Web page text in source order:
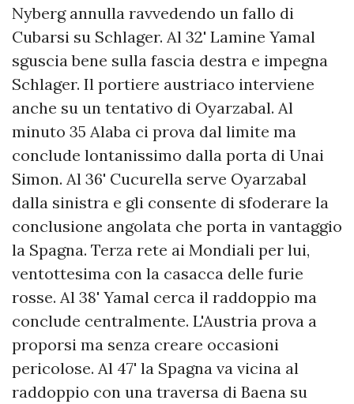
Nyberg annulla ravvedendo un fallo di
Cubarsi su Schlager. Al 32' Lamine Yamal
sguscia bene sulla fascia destra e impegna
Schlager. Il portiere austriaco interviene
anche su un tentativo di Oyarzabal. Al
minuto 35 Alaba ci prova dal limite ma
conclude lontanissimo dalla porta di Unai
Simon. Al 36' Cucurella serve Oyarzabal
dalla sinistra e gli consente di sfoderare la
conclusione angolata che porta in vantaggio
la Spagna. Terza rete ai Mondiali per lui,
ventottesima con la casacca delle furie
rosse. Al 38' Yamal cerca il raddoppio ma
conclude centralmente. L'Austria prova a
proporsi ma senza creare occasioni
pericolose. Al 47' la Spagna va vicina al
raddoppio con una traversa di Baena su